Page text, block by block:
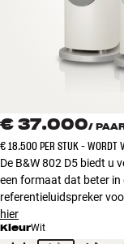
Klantenservice
€ 37.000/
€ 18.500 PER STUK - WORDT
De B&W 802 D5 biedt u
een formaat dat beter
referentieluidspreker
hier
KleurWit